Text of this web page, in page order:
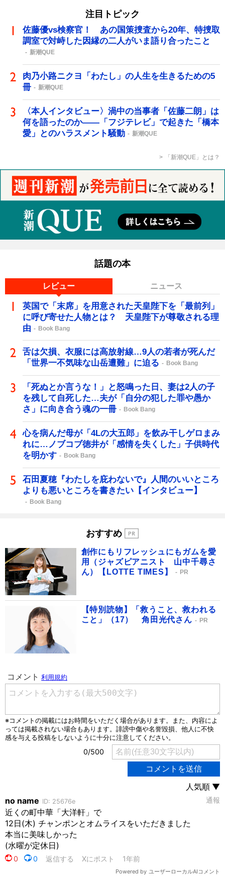
注目トピック
佐藤優vs検察官！ あの国策捜査から20年、特捜取
調室で対峙した因縁の二人がいま語り合ったこと
新潮QUE
肉乃小路ニクヨ「わたし」の人生を生きるための5
冊
新潮QUE
〈本人インタビュー〉渦中の当事者「佐藤二朗」は
何を語ったのか――「フジテレビ」で起きた「橋本
愛」とのハラスメント騒動
新潮QUE
「新潮QUE」とは？
話題の本
レビュー ニュース
英国で「末席」を用意された天皇陛下を「最前列」
に呼び寄せた人物とは？ 天皇陛下が尊敬される理
由
Book Bang
舌は欠損、衣服には高放射線…9人の若者が死んだ
「世界一不気味な山岳遭難」に迫る
Book Bang
「死ぬとか言うな！」と怒鳴った日、妻は2人の子
を残して自死した…夫が「自分の犯した罪や愚か
さ」に向き合う魂の一冊
Book Bang
心を病んだ母が「4Lの大五郎」を飲み干しゲロまみ
れに…ノブコブ徳井が「感情を失くした」子供時代
を明かす
Book Bang
石田夏穂『わたしを庇わないで』人間のいいところ
よりも悪いところを書きたい【インタビュー】
Book Bang
おすすめ
創作にもリフレッシュにもガムを愛
用（ジャズピアニスト 山中千尋さ
ん）【LOTTE TIMES】
PR
【特別読物】「救うこと、救われる
こと」（17） 角田光代さん
PR